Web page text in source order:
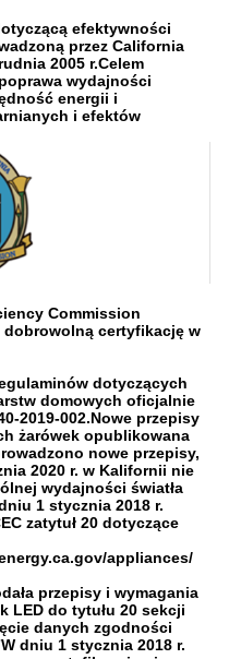
efektywności
przez California
2005 r.Celem
wydajności
energii i
i efektów
Commission
dobrowolną certyfikację w
dotyczących
domowych oficjalnie
2019-002.Nowe przepisy
żarówek opublikowana
nowe przepisy,
2020 r. w Kalifornii nie
wydajności światła
1 stycznia 2018 r.
zatytuł 20 dotyczące
appliances/
przepisy i wymagania
LED do tytułu 20 sekcji
danych zgodności
dniu 1 stycznia 2018 r.